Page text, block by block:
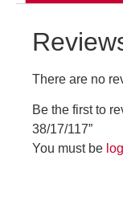
There are no
Be the first to
38/17/117”
You must be